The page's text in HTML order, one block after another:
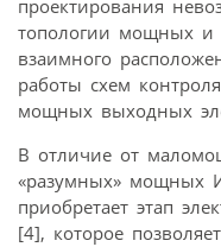
проектирования
топологии мощных и
взаимного
работы схем
мощных выходных
В отличие от
«разумных» мощных
приобретает этап
[4], которое